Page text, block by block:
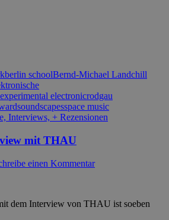
berlin schoolBernd-Michael Landchill
experimental electronicrodgau
soundscapesspace music
Interviews, + Rezensionen
mit THAU
einen Kommentar
dem Interview von THAU ist soeben